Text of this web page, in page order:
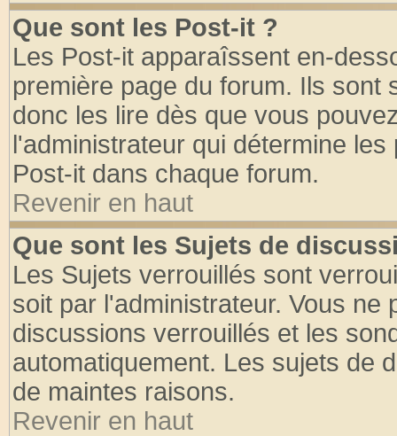
Que sont les Post-it ?
Les Post-it apparaîssent en-
première page du forum. Ils
donc les lire dès que vous
l'administrateur qui détermine
Post-it dans chaque forum.
Revenir en haut
Que sont les Sujets de
Les Sujets verrouillés sont
soit par l'administrateur. Vous
discussions verrouillés et les
automatiquement. Les sujets de
de maintes raisons.
Revenir en haut